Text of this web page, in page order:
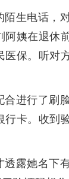
生电话，
姨在退休
保。听对
进行了刷
卡。收到
露她名下